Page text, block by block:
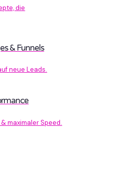
die
& Funnels
neue Leads.
maximaler Speed.